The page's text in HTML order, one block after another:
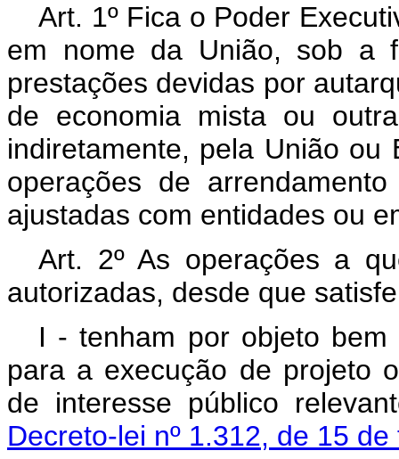
Art. 1º Fica o Poder
em nome da União, sob a
prestações devidas por
de economia mista ou
indiretamente, pela União ou
operações de
ajustadas com entidades ou
Art. 2º As operações a
autorizadas, desde que
I - tenham por objeto
para a execução de projeto
de interesse público
Decreto-lei nº 1.312, de 15